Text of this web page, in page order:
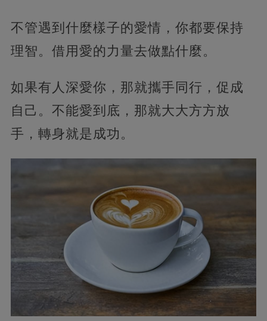
不管遇到什麼樣子的愛情，你都要保持
理智。借用愛的力量去做點什麼。
如果有人深愛你，那就攜手同行，促成
自己。不能愛到底，那就大大方方放
手，轉身就是成功。